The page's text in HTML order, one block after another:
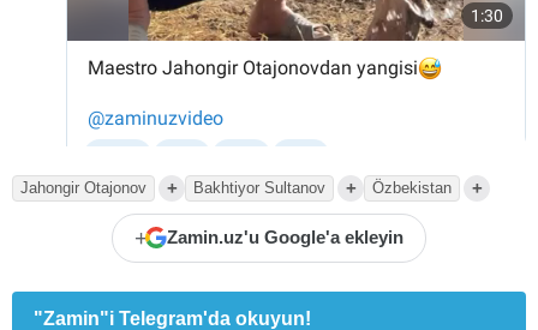
Jahongir Otajonov + Bakhtiyor Sultanov + Özbekistan +
+ Zamin.uz'u Google'a ekleyin
"Zamin"i Telegram'da okuyun!